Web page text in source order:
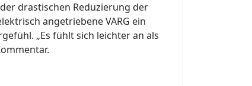
drastischen Reduzierung der
angetriebene VARG ein
„Es fühlt sich leichter an als